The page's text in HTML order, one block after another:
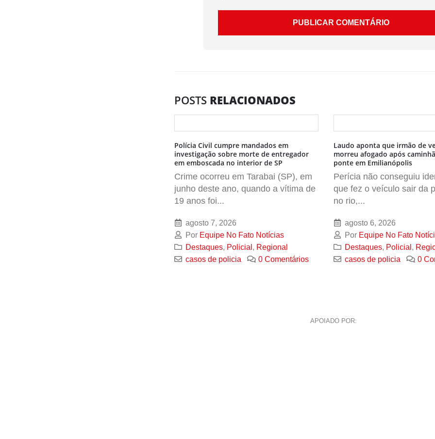
POSTS RELACIONADOS
Polícia Civil cumpre mandados em
investigação sobre morte de entregador
em emboscada no interior de SP
Crime ocorreu em Tarabai (SP), em
junho deste ano, quando a vítima de
19 anos foi...
agosto 7, 2026
Por Equipe No Fato Notícias
Destaques, Policial, Regional
casos de policia
0 Comentários
Laudo aponta que irmão de
morreu afogado após
ponte em Emilianópolis
Perícia não conseguiu
que fez o veículo sair da
no rio,...
agosto 6, 2026
Por Equipe No Fato
Destaques, Policial,
casos de policia
0
APOIADO POR: